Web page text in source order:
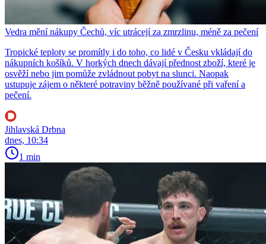
Vedra mění nákupy Čechů, víc utrácejí za zmrzlinu, méně za pečení
Tropické teploty se promítly i do toho, co lidé v Česku vkládají do
nákupních košíků. V horkých dnech dávají přednost zboží, které je
osvěží nebo jim pomůže zvládnout pobyt na slunci. Naopak
ustupuje zájem o některé potraviny běžně používané při vaření a
pečení.
Jihlavská Drbna
dnes, 10:34
1 min